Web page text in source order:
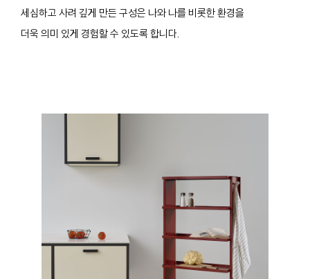
세심하고 사려 깊게 만든 구성은 나와 나를 비롯한 환경을
더욱 의미 있게 경험할 수 있도록 합니다.